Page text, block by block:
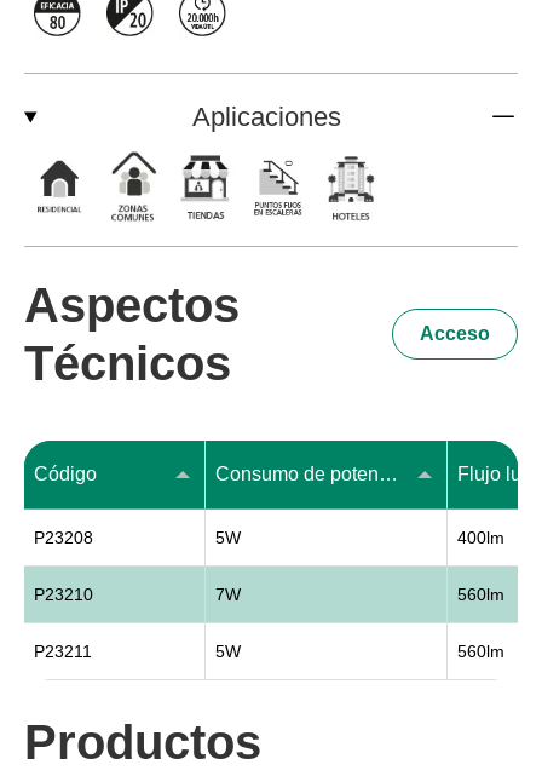
Aplicaciones
Aspectos
Técnicos
Acceso
Código Consumo de potencia (W) Flujo
P23208 5W 400lm
P23210 7W 560lm
P23211 5W 560lm
Productos